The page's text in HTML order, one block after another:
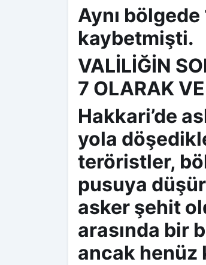
Aynı bölgede
kaybetmişti.
VALİLİĞİN
7 OLARAK
Hakkari’de
yola
teröristler,
pusuya
asker şehit
arasında bir
ancak henüz